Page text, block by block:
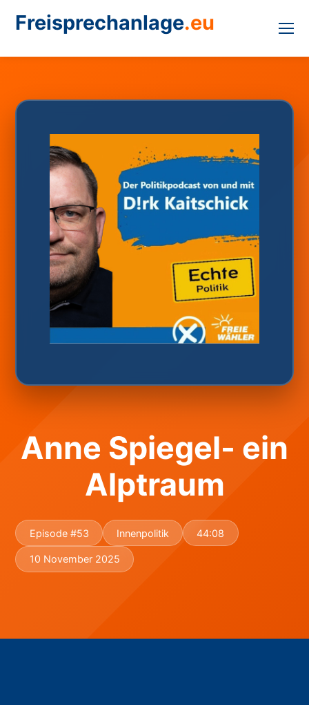
Freisprechanlage.eu
Anne Spiegel- ein
Alptraum
Episode #53 Innenpolitik 44:08
10 November 2025